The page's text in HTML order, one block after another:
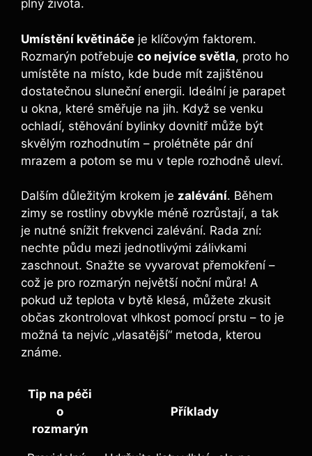
plný života.
Umístění květináče je klíčovým faktorem.
Rozmarýn potřebuje co nejvíce světla, proto ho
umístěte na místo, kde bude mít zajištěnou
dostatečnou sluneční energii. Ideální je parapet
u okna, které směřuje na jih. Když se venku
ochladí, stěhování bylinky dovnitř může být
skvělým rozhodnutím – prolétněte pár dní
mrazem a potom se mu v teple rozhodně uleví.
Dalším důležitým krokem je zalévání. Během
zimy se rostliny obvykle méně rozrůstají, a tak
je nutné snížit frekvenci zalévání. Rada zní:
nechte půdu mezi jednotlivými zálivkami
zaschnout. Snažte se vyvarovat přemokření –
což je pro rozmarýn největší noční můra! A
pokud už teplota v bytě klesá, můžete zkusit
občas zkontrolovat vlhkost pomocí prstu – to je
možná ta nejvíc „vlasatější“ metoda, kterou
známe.
Tip na péči
o
rozmarýn
Příklady